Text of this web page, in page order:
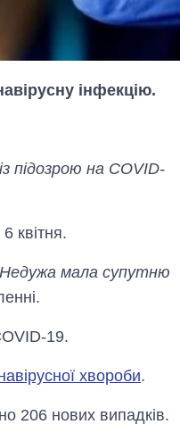
інфекцію.
підозрою на COVID-
квітня.
Недужа мала супутню
19.
хвороби.
206 нових випадків.
вирощували в
великої війни